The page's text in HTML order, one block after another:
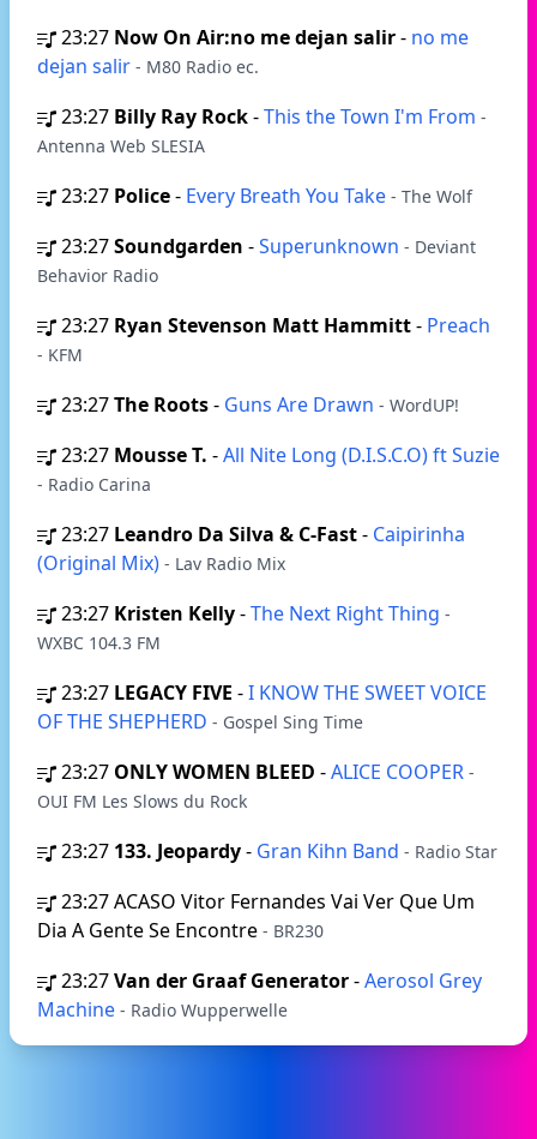
23:27 Now On Air:no me dejan salir- no me
dejan salir - M80 Radio ec.
23:27 Billy Ray Rock-This the Town I'm From -
Antenna Web SLESIA
23:27 Police- Every Breath You Take - The Wolf
23:27Soundgarden -Superunknown - Deviant
Behavior Radio
23:27 Ryan Stevenson Matt Hammitt- Preach
- KFM
23:27The Roots- Guns Are Drawn - WordUP!
23:27 Mousse T. -All Nite Long (D.I.S.C.O) ft Suzie
- Radio Carina
23:27 Leandro Da Silva & C-Fast- Caipirinha
(Original Mix) - Lav Radio Mix
23:27 Kristen Kelly-The Next Right Thing -
WXBC 104.3 FM
23:27 LEGACY FIVE -I KNOW THE SWEET VOICE
OF THE SHEPHERD - Gospel Sing Time
23:27 ONLY WOMEN BLEED -ALICE COOPER -
OUI FM Les Slows du Rock
23:27 133. Jeopardy- Gran Kihn Band - Radio Star
23:27ACASO Vitor Fernandes Vai Ver Que Um
Dia A Gente Se Encontre - BR230
23:27Van der Graaf Generator-Aerosol Grey
Machine - Radio Wupperwelle